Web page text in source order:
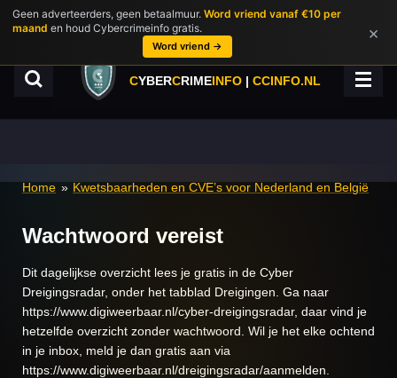
Geen adverteerders, geen betaalmuur. Word vriend vanaf €10 per
maand en houd Cybercrimeinfo gratis.
Word vriend →
×
Ga
direct
hoofdinhoud
CYBERCRIMEINFO | CCINFO.NL
Home » Kwetsbaarheden en CVE’s voor Nederland en België
Wachtwoord vereist
Dit dagelijkse overzicht lees je gratis in de Cyber
Dreigingsradar, onder het tabblad Dreigingen. Ga naar
https://www.digiweerbaar.nl/cyber-dreigingsradar, daar vind je
hetzelfde overzicht zonder wachtwoord. Wil je het elke ochtend
in je inbox, meld je dan gratis aan via
https://www.digiweerbaar.nl/dreigingsradar/aanmelden.